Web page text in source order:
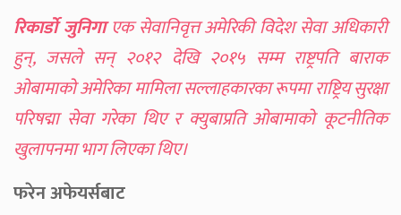
रिकार्डो जुनिगाएक सेवानिवृत्त अमेरिकी विदेश सेवा अधिकारी
हुन्, जसले सन् २०१२ देखि २०१५ सम्म राष्ट्रपति बाराक
ओबामाको अमेरिका मामिला सल्लाहकारका रूपमा राष्ट्रिय सुरक्षा
परिषद्मा सेवा गरेका थिए र क्युबाप्रति ओबामाको कूटनीतिक
खुलापनमा भाग लिएका थिए।
फरेन अफेयर्सबाट